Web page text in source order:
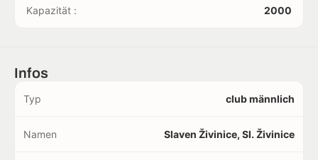
Kapazität :
2000
Infos
Typ club männlich
Namen Slaven Živinice, Sl. Živinice